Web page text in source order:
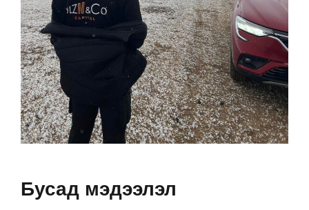
Бусад мэдээлэл